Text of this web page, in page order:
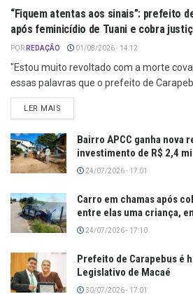
“Fiquem atentas aos sinais”: prefeito
após feminicídio de Tuani e cobra
POR REDAÇÃO 01/08/2026 - 14:12
"Estou muito revoltado com a morte
essas palavras que o prefeito de
LER MAIS
Bairro APCC ganha nova
investimento de R$ 2,4
24/07/2026 - 17:01
Carro em chamas após
entre elas uma criança,
24/07/2026 - 17:10
Prefeito de Carapebus é
Legislativo de Macaé
30/07/2026 - 17:01